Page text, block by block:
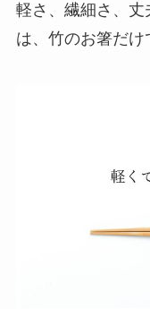
軽さ、繊細さ、
は、竹のお箸だけ